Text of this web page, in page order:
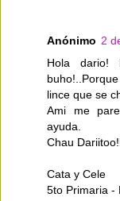
Anónimo 2
Hola dario!
lince que se
Ami me
ayuda.
Chau
Cata y Cele
5to Primaria -